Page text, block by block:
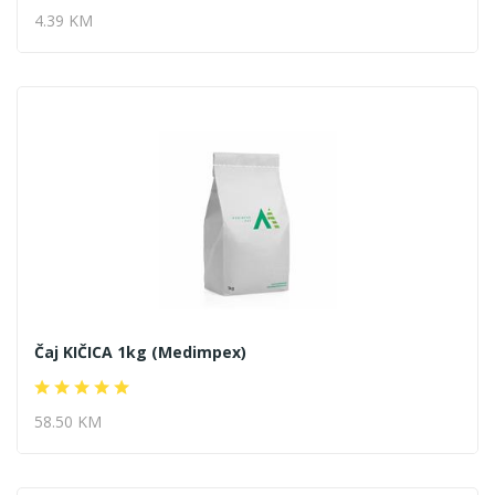
4.39 KM
Čaj KIČICA 1kg (Medimpex)
58.50 KM